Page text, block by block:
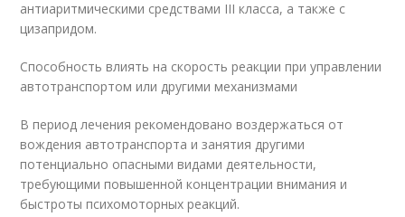
антиаритмическими средствами III класса, а также с
цизапридом.
Способность влиять на скорость реакции при управлении
автотранспортом или другими механизмами
В период лечения рекомендовано воздержаться от
вождения автотранспорта и занятия другими
потенциально опасными видами деятельности,
требующими повышенной концентрации внимания и
быстроты психомоторных реакций.